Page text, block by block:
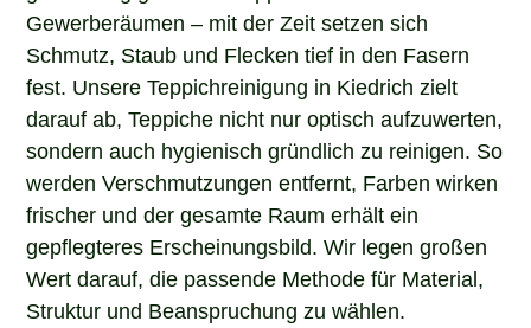
Gewerberäumen – mit der Zeit setzen sich
Schmutz, Staub und Flecken tief in den Fasern
fest. Unsere Teppichreinigung in Kiedrich zielt
darauf ab, Teppiche nicht nur optisch aufzuwerten,
sondern auch hygienisch gründlich zu reinigen. So
werden Verschmutzungen entfernt, Farben wirken
frischer und der gesamte Raum erhält ein
gepflegteres Erscheinungsbild. Wir legen großen
Wert darauf, die passende Methode für Material,
Struktur und Beanspruchung zu wählen.